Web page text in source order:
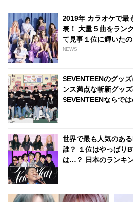
ースへ
2019年 カラオケで最
表！ 大量５曲をラン
て見事１位に輝いた
NEWS
SEVENTEENのグッ
ンス満点な斬新グッ
SEVENTEENならで
世界で最も人気のあ
誰？ １位はやっぱり
は…？ 日本のランキ